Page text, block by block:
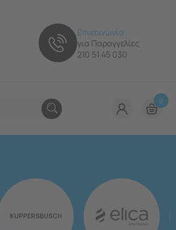
Επικοινωνία
για Παραγγελίες
210 51 45 030
0